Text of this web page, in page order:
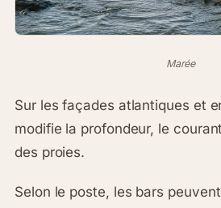
Marée
Sur les façades atlantiques et
modifie la profondeur, le
des proies.
Selon le poste, les bars